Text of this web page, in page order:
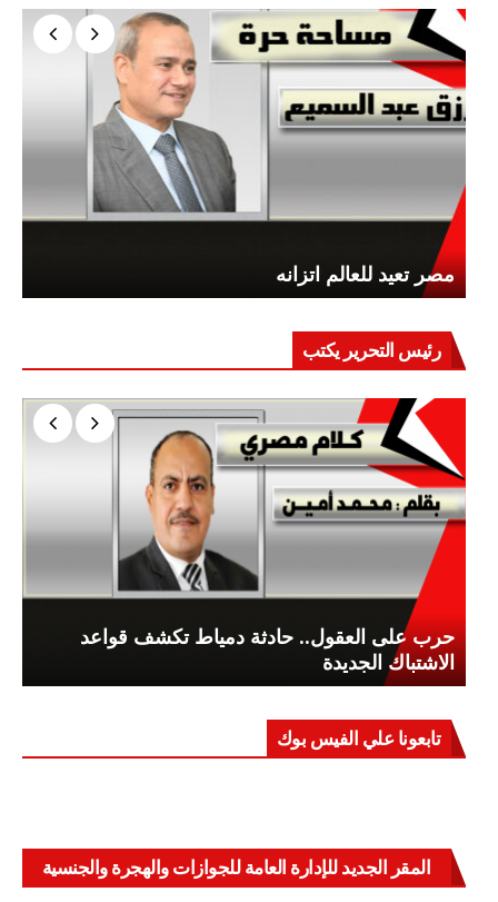
مصر تعيد للعالم اتزانه
رئيس التحرير يكتب
حرب على العقول.. حادثة دمياط تكشف قواعد
الاشتباك الجديدة
تابعونا علي الفيس بوك
المقر الجديد للإدارة العامة للجوازات والهجرة والجنسية